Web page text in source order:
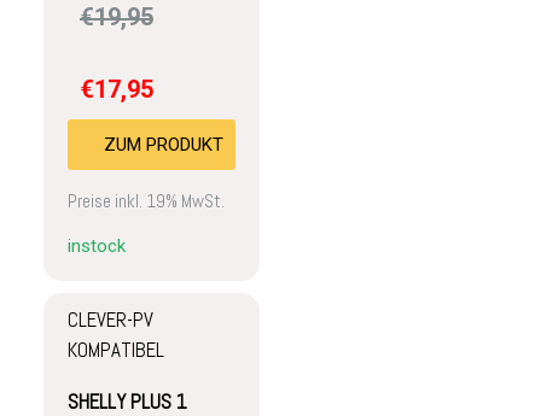
€19,95
€17,95
ZUM PRODUKT
Preise inkl. 19% MwSt.
instock
CLEVER-PV
KOMPATIBEL
SHELLY PLUS 1